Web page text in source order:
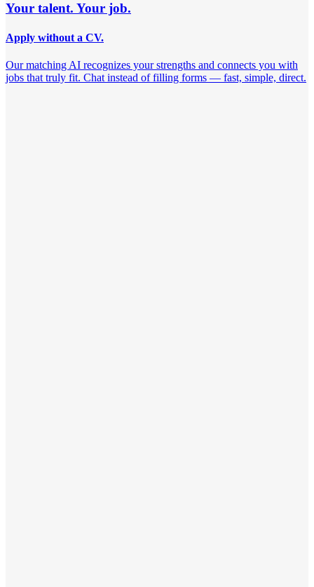
Your talent. Your job.
Apply without a CV.
Our matching AI recognizes your strengths and connects you with
jobs that truly fit. Chat instead of filling forms — fast, simple, direct.